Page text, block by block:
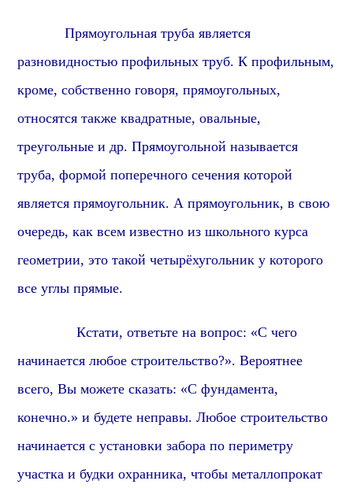
Прямоугольная труба является
разновидностью профильных труб. К профильным,
кроме, собственно говоря,прямоугольных,
относятся такжеквадратные, овальные,
треугольные и др.Прямоугольной называется
труба, формой поперечного сечения которой
являетсяпрямоугольник. Апрямоугольник, в свою
очередь, как всем известно из школьного курса
геометрии, это такой четырёхугольник у которого
все углыпрямые.
Кстати, ответьте на вопрос: «С чего
начинается любое строительство?». Вероятнее
всего, Вы можете сказать: «С фундамента,
конечно.» и будете неправы. Любое строительство
начинается с установки забора по периметру
участка и будки охранника, чтобы металлопрокат